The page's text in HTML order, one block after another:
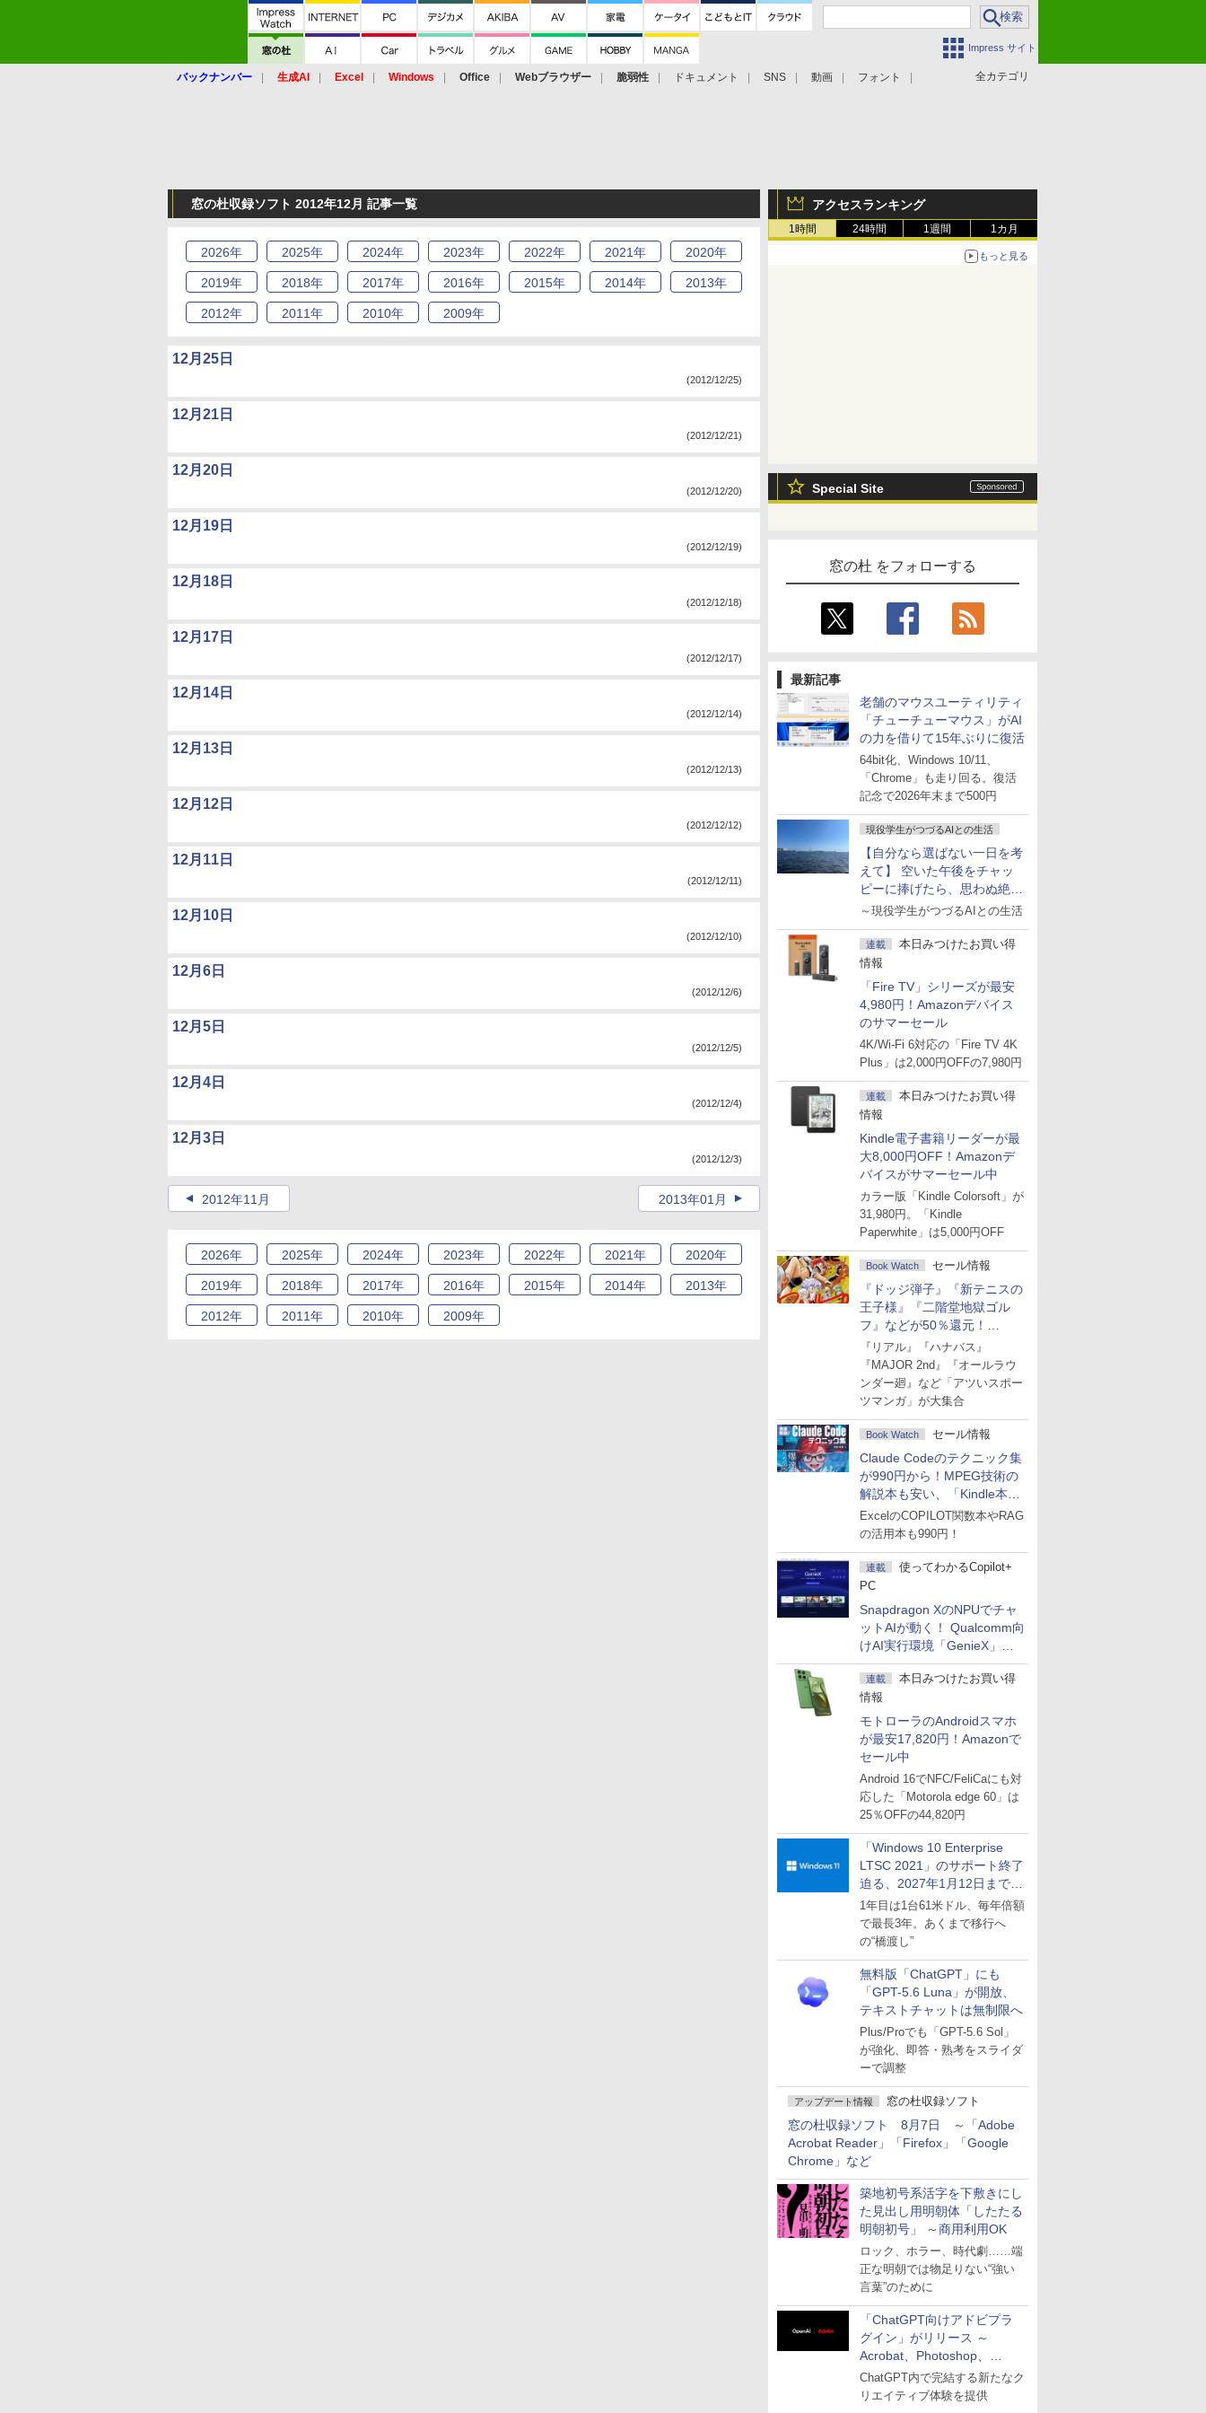
Impress サイト
全カテゴリ
バックナンバー 生成AI Excel Windows Office Webブラウザー 脆弱性 ドキュメント SNS 動画 フォント
アクセスランキング
1時間 24時間 1週間 1カ月
もっと見る
Special Site
窓の杜 をフォローする
最新記事
老舗のマウスユーティリティ
「チューチューマウス」がAI
の力を借りて15年ぶりに復活
64bit化、Windows 10/11、
「Chrome」も走り回る。復活
記念で2026年末まで500円
現役学生がつづるAIとの生活
【自分なら選ばない一日を考
えて】 空いた午後をチャッ
ピーに捧げたら、思わぬ絶景
に出会った話
～現役学生がつづるAIとの生活
連載
本日みつけたお買い得
情報
「Fire TV」シリーズが最安
4,980円！Amazonデバイス
のサマーセール
4K/Wi-Fi 6対応の「Fire TV 4K
Plus」は2,000円OFFの7,980円
連載
本日みつけたお買い得
情報
Kindle電子書籍リーダーが最
大8,000円OFF！Amazonデ
バイスがサマーセール中
カラー版「Kindle Colorsoft」が
31,980円。「Kindle
Paperwhite」は5,000円OFF
Book Watch セール情報
『ドッジ弾子』『新テニスの
王子様』『二階堂地獄ゴル
フ』などが50％還元！
Amazonマンガ週末セール
『リアル』『ハナバス』
『MAJOR 2nd』『オールラウ
ンダー廻』など「アツいスポー
ツマンガ」が大集合
Book Watch セール情報
Claude Codeのテクニック集
が990円から！MPEG技術の
解説本も安い、「Kindle本サ
マーセール」第2弾開始！
ExcelのCOPILOT関数本やRAG
の活用本も990円！
連載
使ってわかるCopilot+
PC
Snapdragon XのNPUでチャ
ットAIが動く！ Qualcomm向
けAI実行環境「GenieX」を
試してみた
連載
本日みつけたお買い得
情報
モトローラのAndroidスマホ
が最安17,820円！Amazonで
セール中
Android 16でNFC/FeliCaにも対
応した「Motorola edge 60」は
25％OFFの44,820円
「Windows 10 Enterprise
LTSC 2021」のサポート終了
迫る、2027年1月12日まで
～ESUは9月1日から販売
1年目は1台61米ドル、毎年倍額
で最長3年。あくまで移行へ
の“橋渡し”
無料版「ChatGPT」にも
「GPT-5.6 Luna」が開放、
テキストチャットは無制限へ
Plus/Proでも「GPT-5.6 Sol」
が強化、即答・熟考をスライダ
ーで調整
アップデート情報 窓の杜収録ソフト
窓の杜収録ソフト 8月7日 ～「Adobe
Acrobat Reader」「Firefox」「Google
Chrome」など
築地初号系活字を下敷きにし
た見出し用明朝体「したたる
明朝初号」 ～商用利用OK
ロック、ホラー、時代劇……端
正な明朝では物足りない“強い
言葉”のために
「ChatGPT向けアドビプラ
グイン」がリリース ～
Acrobat、Photoshop、
Premiereなどの機能を1つの
プラグインに統合
ChatGPT内で完結する新たなク
リエイティブ体験を提供
窓の杜収録ソフト 2012年12月 記事一覧
2026年 2025年 2024年 2023年 2022年 2021年 2020年
2019年 2018年 2017年 2016年 2015年 2014年 2013年
2012年 2011年 2010年 2009年
12月25日
(2012/12/25)
12月21日
(2012/12/21)
12月20日
(2012/12/20)
12月19日
(2012/12/19)
12月18日
(2012/12/18)
12月17日
(2012/12/17)
12月14日
(2012/12/14)
12月13日
(2012/12/13)
12月12日
(2012/12/12)
12月11日
(2012/12/11)
12月10日
(2012/12/10)
12月6日
(2012/12/6)
12月5日
(2012/12/5)
12月4日
(2012/12/4)
12月3日
(2012/12/3)
2012年11月 2013年01月
2026年 2025年 2024年 2023年 2022年 2021年 2020年
2019年 2018年 2017年 2016年 2015年 2014年 2013年
2012年 2011年 2010年 2009年